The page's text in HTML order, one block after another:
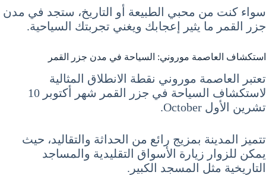
سواء كنت من محبي الطبيعة أو التاريخ، ستجد في مدن
جزر القمر ما يثير إعجابك ويغني تجربتك السياحية.
استكشاف العاصمة موروني: السياحة في مدن جزر القمر
تعتبر العاصمة موروني نقطة الانطلاق المثالية
لاستكشاف السياحة في جزر القمر شهر أكتوبر 10
تشرين الأول October.
تتميز المدينة بمزيج رائع من الحداثة والتقاليد، حيث
يمكن للزوار زيارة الأسواق التقليدية والمساجد
التاريخية مثل المسجد الكبير.